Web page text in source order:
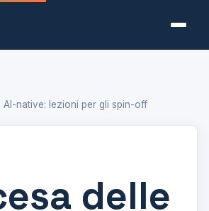
AI-native: lezioni per gli spin-off
delle